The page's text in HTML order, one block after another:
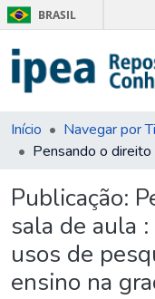
BRASIL
Início
Publicação:
sala de aula
usos de
ensino na